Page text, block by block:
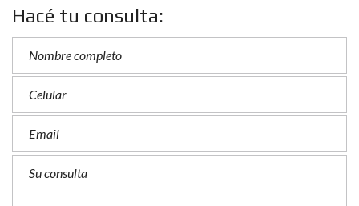
Hacé tu consulta: